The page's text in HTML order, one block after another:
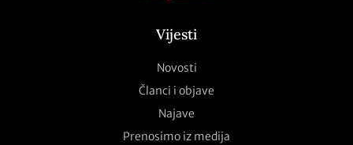
Vijesti
Novosti
Članci i objave
Najave
Prenosimo iz medija